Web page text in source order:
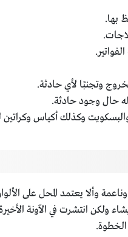
بها.
وتجنبًا لأي حادثة.
حال وجود حادثة.
وكذلك أكياس وكراتين
وألا يعتمد المحل على
ولكن انتشرت في الآونة